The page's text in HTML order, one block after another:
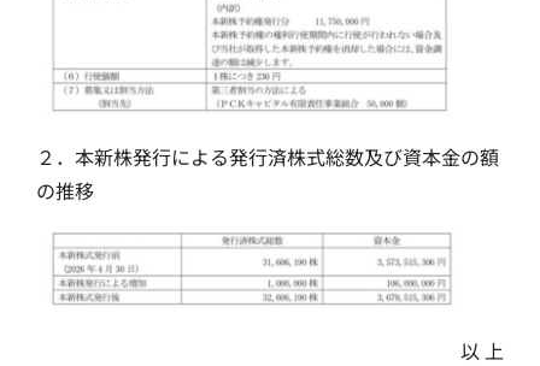
２．本新株発行による発行済株式総数及び資本金の額
の推移
以 上